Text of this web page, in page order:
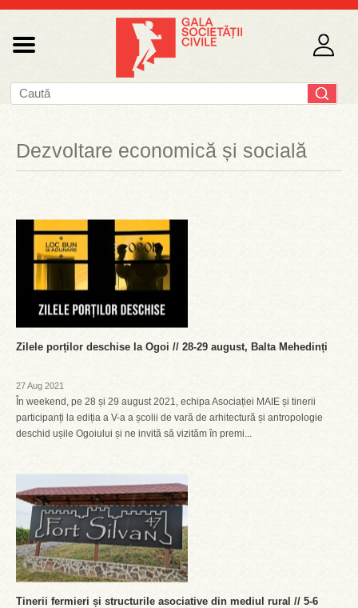
Dezvoltare economică și socială
Zilele porților deschise la Ogoi // 28-29 august, Balta Mehedinți
27 Aug 2021
În weekend, pe 28 și 29 august 2021, echipa Asociației MAIE și tinerii
participanți la ediția a V-a a școlii de vară de arhitectură și antropologie
deschid ușile Ogoiului și ne invită să vizităm în premi...
Tinerii fermieri și structurile asociative din mediul rural // 5-6